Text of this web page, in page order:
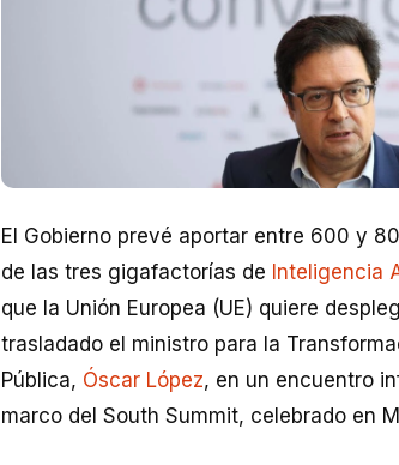
El Gobierno prevé aportar entre 600 y
de las tres gigafactorías de Inteligencia
que la Unión Europea (UE) quiere
trasladado el ministro para la
Pública, Óscar López, en un encuentro
marco del South Summit, celebrado en